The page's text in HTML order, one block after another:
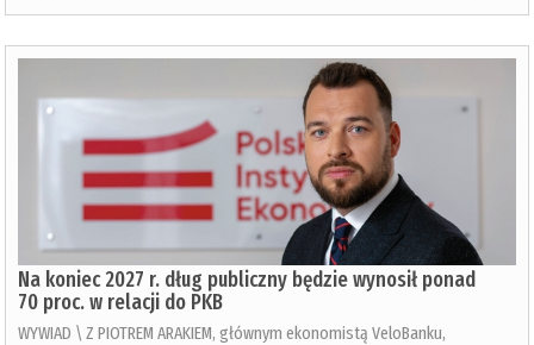
Na koniec 2027 r. dług publiczny będzie wynosił ponad
70 proc. w relacji do PKB
WYWIAD \ Z PIOTREM ARAKIEM, głównym ekonomistą VeloBanku,